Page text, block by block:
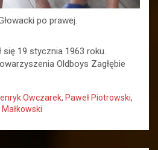
po prawej.
się 19 stycznia 1963 roku.
Oldboys Zagłębie
Owczarek, Paweł Piotrowski,